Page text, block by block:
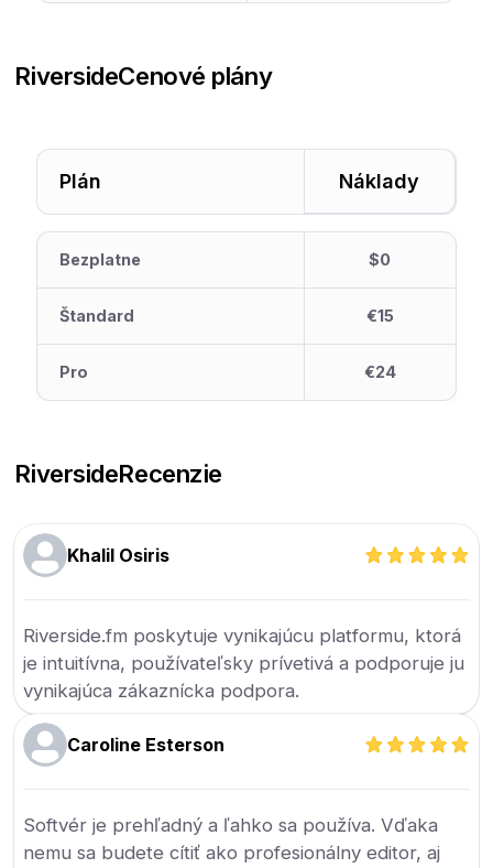
RiversideCenové plány
Plán Náklady
Bezplatne $0
Štandard €15
Pro €24
RiversideRecenzie
Khalil Osiris
Riverside.fm poskytuje vynikajúcu platformu, ktorá
je intuitívna, používateľsky prívetivá a podporuje ju
vynikajúca zákaznícka podpora.
Caroline Esterson
Softvér je prehľadný a ľahko sa používa. Vďaka
nemu sa budete cítiť ako profesionálny editor, aj